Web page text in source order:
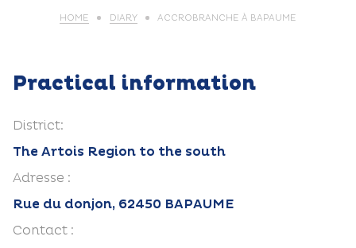
HOME DIARY ACCROBRANCHE À BAPAUME
Practical information
District:
The Artois Region to the south
Adresse :
Rue du donjon, 62450 BAPAUME
Contact :